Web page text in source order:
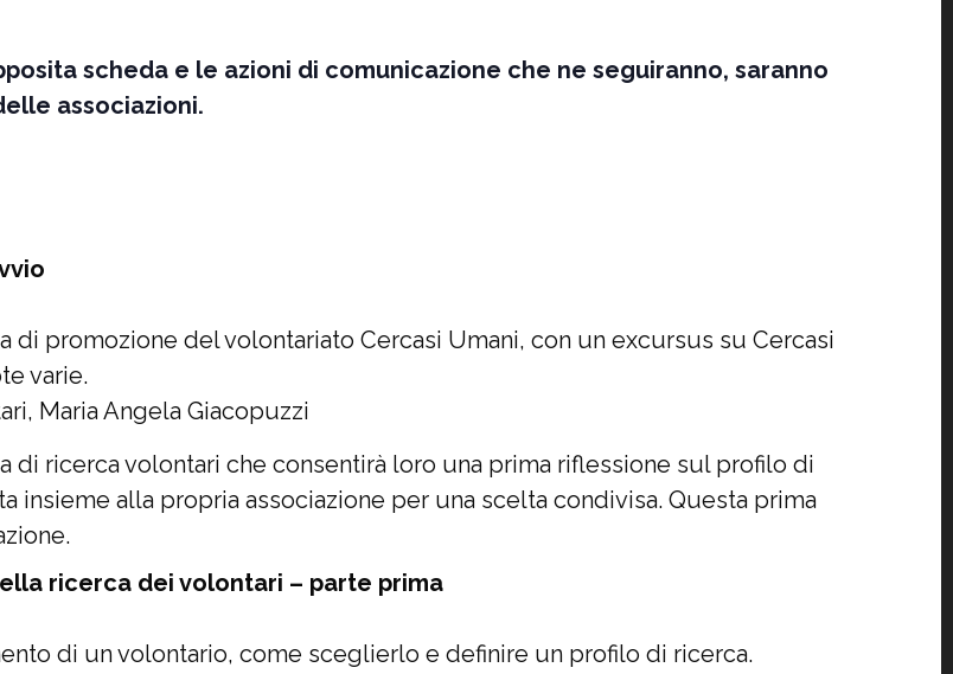
scheda e le azioni di comunicazione che ne seguiranno, saranno
associazioni.
di promozione del volontariato Cercasi Umani, con un excursus su Cercasi
varie.
Maria Angela Giacopuzzi
di ricerca volontari che consentirà loro una prima riflessione sul profilo di
insieme alla propria associazione per una scelta condivisa. Questa prima
ricerca dei volontari – parte prima
di un volontario, come sceglierlo e definire un profilo di ricerca.